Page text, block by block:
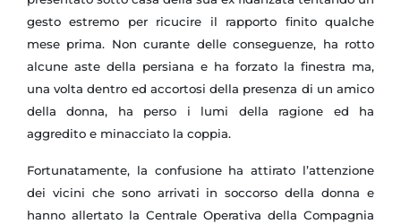
gesto estremo per ricucire il rapporto finito qualche
mese prima. Non curante delle conseguenze, ha rotto
alcune aste della persiana e ha forzato la finestra ma,
una volta dentro ed accortosi della presenza di un amico
della donna, ha perso i lumi della ragione ed ha
aggredito e minacciato la coppia.
Fortunatamente, la confusione ha attirato l’attenzione
dei vicini che sono arrivati in soccorso della donna e
hanno allertato la Centrale Operativa della Compagnia